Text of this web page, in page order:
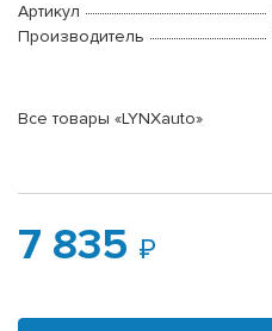
Артикул
Производитель
Все товары «LYNXauto»
7 835